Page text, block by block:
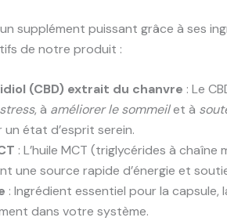
supplément puissant grâce à ses
de notre produit :
(CBD) extrait du chanvre : Le
, à améliorer le sommeilet à
un état d’esprit serein.
: L’huile MCT (triglycérides à
une source rapide d’énergie et
: Ingrédient essentiel pour la
dans votre système.